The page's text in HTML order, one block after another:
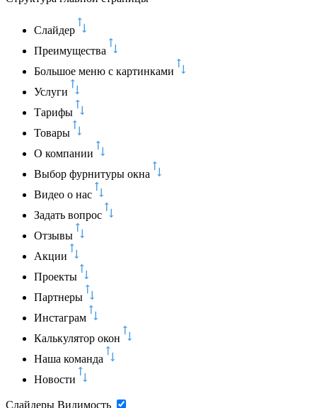
Слайдер
Преимущества
Большое меню с картинками
Услуги
Тарифы
Товары
О компании
Выбор фурнитуры окна
Видео о нас
Задать вопрос
Отзывы
Акции
Проекты
Партнеры
Инстаграм
Калькулятор окон
Наша команда
Новости
Слайдеры Видимость